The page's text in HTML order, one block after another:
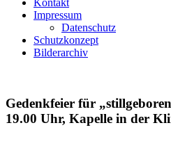
Kontakt
Impressum
Datenschutz
Schutzkonzept
Bilderarchiv
Gedenkfeier für
19.00 Uhr, Kapelle in der